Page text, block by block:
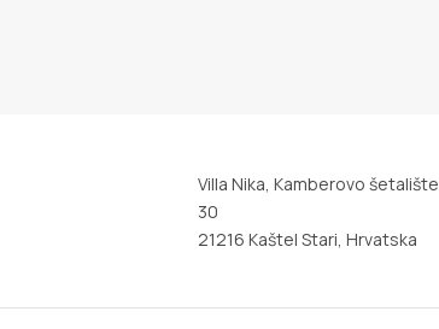
Villa Nika, Kamberovo šetalište
30
21216 Kaštel Stari, Hrvatska